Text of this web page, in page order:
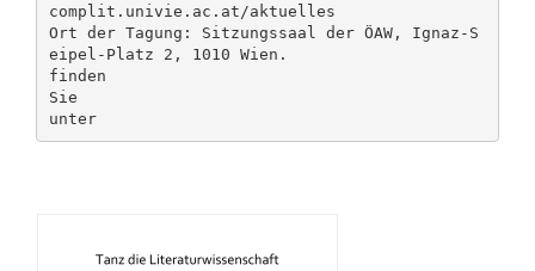
complit.univie.ac.at/aktuelles
Ort der Tagung: Sitzungssaal der ÖAW, Ignaz-S
eipel-Platz 2, 1010 Wien.
finden
Sie
unter